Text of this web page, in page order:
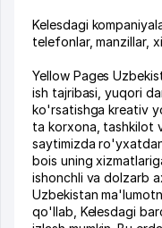
Kelesdagi
telefonlar, manzillar,
Yellow Pages
ish tajribasi, yuqori
ko'rsatishga kreativ
ta korxona, tashkilot
saytimizda
bois uning
ishonchli va dolzarb
Uzbekistan
qo'llab, Kelesdagi